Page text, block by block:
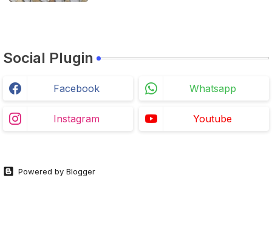
Social Plugin
Facebook Whatsapp
Instagram Youtube
Powered by Blogger